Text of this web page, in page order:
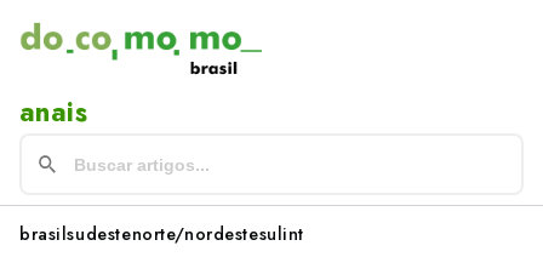
anais
brasilsudestenorte/nordestesulint